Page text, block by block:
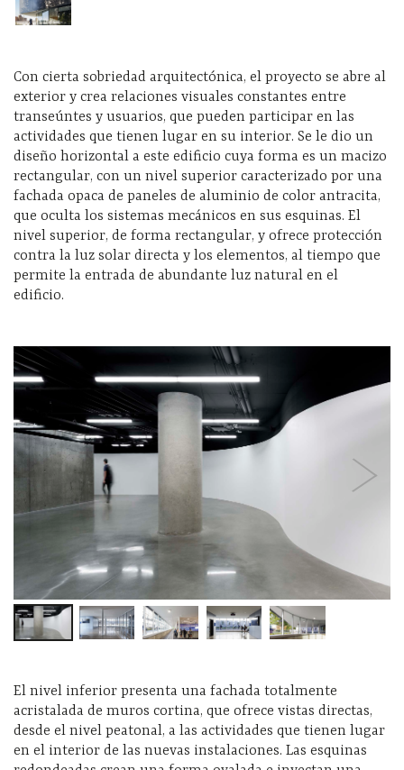
Con cierta sobriedad arquitectónica, el proyecto se abre al
exterior y crea relaciones visuales constantes entre
transeúntes y usuarios, que pueden participar en las
actividades que tienen lugar en su interior. Se le dio un
diseño horizontal a este edificio cuya forma es un macizo
rectangular, con un nivel superior caracterizado por una
fachada opaca de paneles de aluminio de color antracita,
que oculta los sistemas mecánicos en sus esquinas. El
nivel superior, de forma rectangular, y ofrece protección
contra la luz solar directa y los elementos, al tiempo que
permite la entrada de abundante luz natural en el
edificio.
El nivel inferior presenta una fachada totalmente
acristalada de muros cortina, que ofrece vistas directas,
desde el nivel peatonal, a las actividades que tienen lugar
en el interior de las nuevas instalaciones. Las esquinas